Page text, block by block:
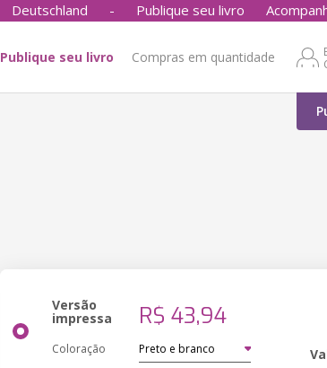
Deutschland - Publique seu livro
Publique seu livro Compras em quantidade
Versão
impressa R$ 43,94
Coloração